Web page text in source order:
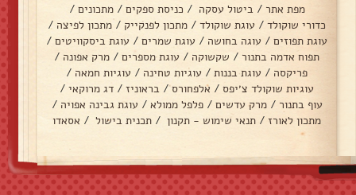
מפת אתר / ביטול עסקה / כניסת ספקים / מתכונים /
כדורי שוקולד / עוגת שוקולד / מתכון לפנקייק / מתכון לפיצה /
עוגת תפוזים / עוגה בחושה / עוגת שמרים / עוגת ביסקוויטים /
תפוח אדמה בתנור / שקשוקה / עוגת מספרים / מרק אפונה /
פריקסה / עוגת בננות / עוגיות טחינה / עוגיות חמאה /
עוגיות שוקולד צ׳יפס / אלפחורס/ בראוניז / דג מרוקאי /
עוף בתנור / מרק עדשים / פלפל ממולא / עוגת גבינה אפויה /
מתכון לאורז / תנאי שימוש - תקנון / תכנית בישול / אסאדו